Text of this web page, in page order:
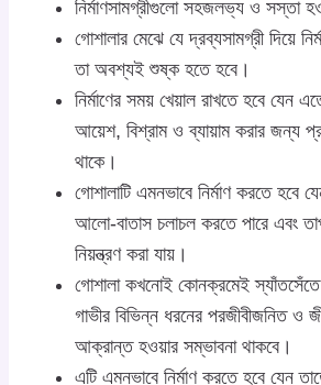
নির্মাণসামগ্রীগুলো সহজলভ্য ও সস্তা
গোশালার মেঝে যে দ্রব্যসামগ্রী দিয়ে
তা অবশ্যই শুষ্ক হতে হবে।
নির্মাণের সময় খেয়াল রাখতে হবে যেন
আয়েশ, বিশ্রাম ও ব্যায়াম করার জন্য
থাকে।
গোশালাটি এমনভাবে নির্মাণ করতে হবে
আলো-বাতাস চলাচল করতে পারে এবং
নিয়ন্ত্রণ করা যায়।
গোশালা কখনোই কোনক্রমেই
গাভীর বিভিন্ন ধরনের পরজীবীজনিত ও
আক্রান্ত হওয়ার সম্ভাবনা থাকবে।
এটি এমনভাবে নির্মাণ করতে হবে যেন